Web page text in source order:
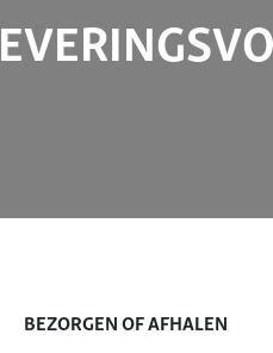
BEZORGEN OF AFHALEN